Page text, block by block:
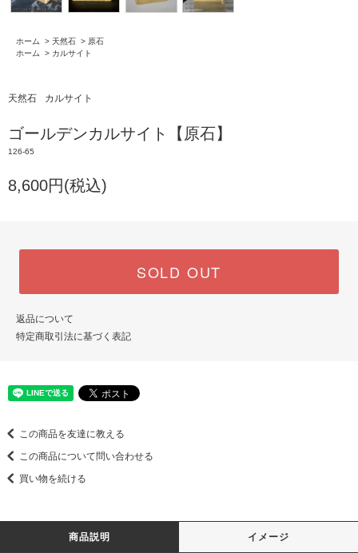
ホーム > 天然石 > 原石
ホーム
> カルサイト
天然石 カルサイト
ゴールデンカルサイト【原石】
126-65
8,600円(税込)
SOLD OUT
返品について
特定商取引法に基づく表記
この商品を友達に教える
この商品について問い合わせる
買い物を続ける
商品説明 イメージ